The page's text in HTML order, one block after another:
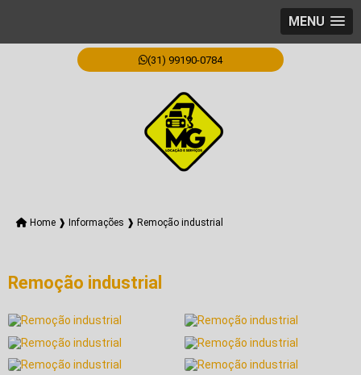
MENU
(31) 99190-0784
Home ❱ Informações ❱ Remoção industrial
Remoção industrial